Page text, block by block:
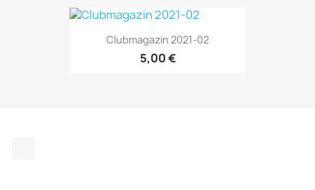
Clubmagazin 2021-02
5,00 €